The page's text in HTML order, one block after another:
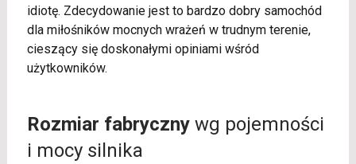
idiotę. Zdecydowanie jest to bardzo dobry samochód
dla miłośników mocnych wrażeń w trudnym terenie,
cieszący się doskonałymi opiniami wśród
użytkowników.
Rozmiar fabrycznywg pojemności
i mocy silnika